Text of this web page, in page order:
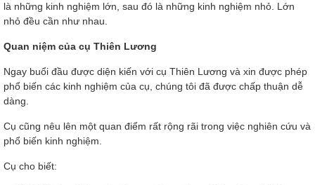
là những kinh nghiệm lớn, sau đó là những kinh nghiệm nhỏ. Lớn
nhỏ đều cần như nhau.
Quan niệm của cụ Thiên Lương
Ngay buổi đầu được diện kiến với cụ Thiên Lương và xin được phép
phổ biến các kinh nghiệm của cụ, chúng tôi đã được chấp thuận dễ
dàng.
Cụ cũng nêu lên một quan điểm rất rộng rãi trong việc nghiên cứu và
phổ biến kinh nghiệm.
Cụ cho biết: